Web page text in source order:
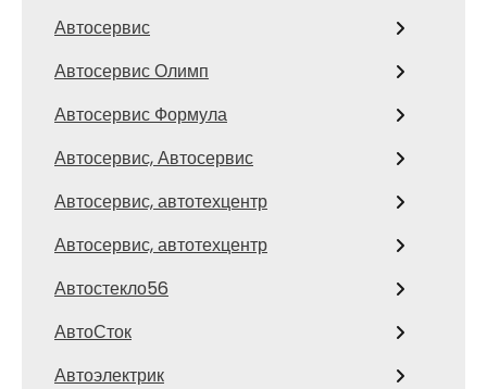
Автосервис
Автосервис Олимп
Автосервис Формула
Автосервис, Автосервис
Автосервис, автотехцентр
Автосервис, автотехцентр
Автостекло56
АвтоСток
Автоэлектрик